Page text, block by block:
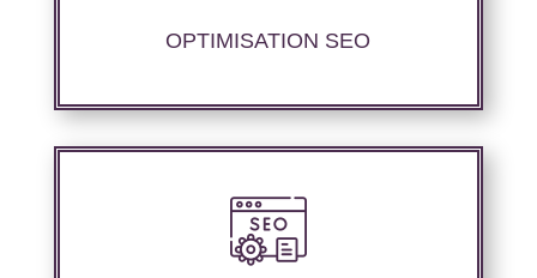
OPTIMISATION SEO
performances de référencement.
Nous offrons un suivi et un rapport de
positionnement détaillé pour vous permettre